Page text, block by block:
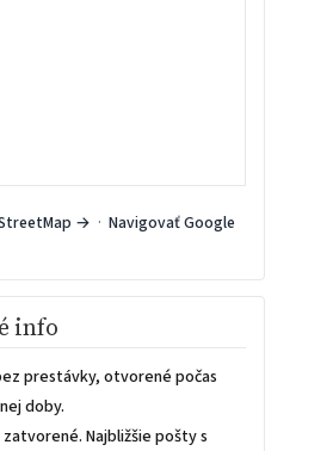
→ · Navigovať Google
info
prestávky, otvorené počas
doby.
zatvorené. Najbližšie pošty s